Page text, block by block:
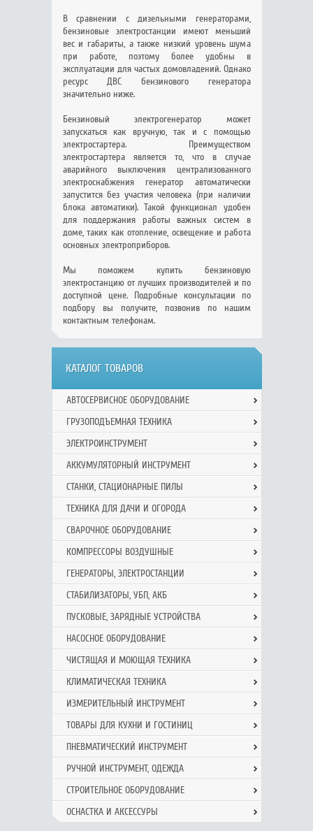
В сравнении с дизельными генераторами,
бензиновые электростанции имеют меньший
вес и габариты, а также низкий уровень шума
при работе, поэтому более удобны в
эксплуатации для частых домовладений. Однако
ресурс ДВС бензинового генератора
значительно ниже.
Бензиновый электрогенератор может
запускаться как вручную, так и с помощью
электростартера. Преимуществом
электростартера является то, что в случае
аварийного выключения централизованного
электроснабжения генератор автоматически
запустится без участия человека (при наличии
блока автоматики). Такой функционал удобен
для поддержания работы важных систем в
доме, таких как отопление, освещение и работа
основных электроприборов.
Мы поможем купить бензиновую
электростанцию от лучших производителей и по
доступной цене. Подробные консультации по
подбору вы получите, позвонив по нашим
контактным телефонам.
КАТАЛОГ ТОВАРОВ
АВТОСЕРВИСНОЕ ОБОРУДОВАНИЕ
ГРУЗОПОДЪЕМНАЯ ТЕХНИКА
ЭЛЕКТРОИНСТРУМЕНТ
АККУМУЛЯТОРНЫЙ ИНСТРУМЕНТ
СТАНКИ, СТАЦИОНАРНЫЕ ПИЛЫ
ТЕХНИКА ДЛЯ ДАЧИ И ОГОРОДА
СВАРОЧНОЕ ОБОРУДОВАНИЕ
КОМПРЕССОРЫ ВОЗДУШНЫЕ
ГЕНЕРАТОРЫ, ЭЛЕКТРОСТАНЦИИ
СТАБИЛИЗАТОРЫ, УБП, АКБ
ПУСКОВЫЕ, ЗАРЯДНЫЕ УСТРОЙСТВА
НАСОСНОЕ ОБОРУДОВАНИЕ
ЧИСТЯЩАЯ И МОЮЩАЯ ТЕХНИКА
КЛИМАТИЧЕСКАЯ ТЕХНИКА
ИЗМЕРИТЕЛЬНЫЙ ИНСТРУМЕНТ
ТОВАРЫ ДЛЯ КУХНИ И ГОСТИНИЦ
ПНЕВМАТИЧЕСКИЙ ИНСТРУМЕНТ
РУЧНОЙ ИНCТРУМЕНТ, ОДЕЖДА
СТРОИТЕЛЬНОЕ ОБОРУДОВАНИЕ
ОСНАСТКА И АКСЕССУРЫ